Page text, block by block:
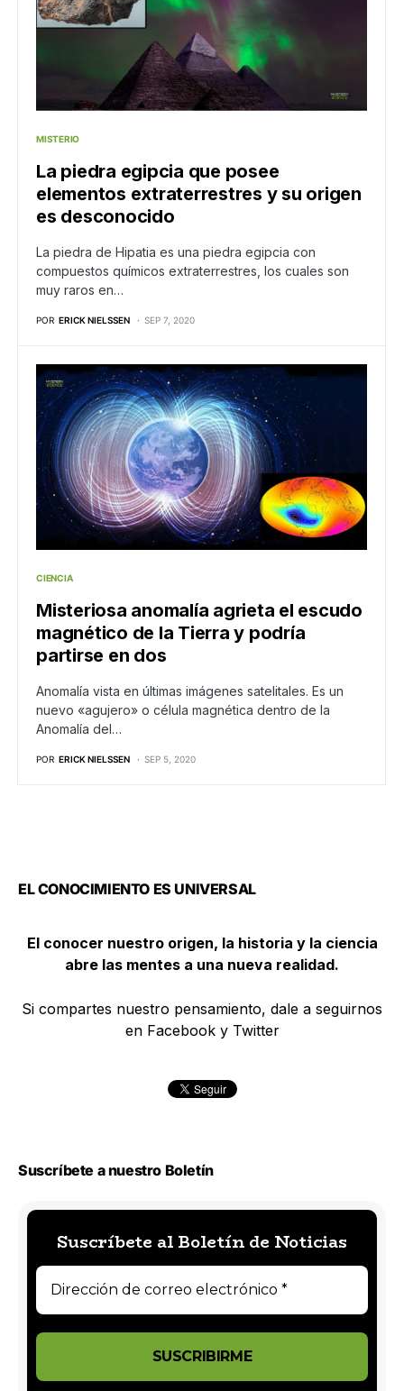
MISTERIO
La piedra egipcia que posee
elementos extraterrestres y su origen
es desconocido
La piedra de Hipatia es una piedra egipcia con
compuestos químicos extraterrestres, los cuales son
muy raros en…
POR ERICK NIELSSEN SEP 7, 2020
CIENCIA
Misteriosa anomalía agrieta el escudo
magnético de la Tierra y podría
partirse en dos
Anomalía vista en últimas imágenes satelitales. Es un
nuevo «agujero» o célula magnética dentro de la
Anomalía del…
POR ERICK NIELSSEN SEP 5, 2020
EL CONOCIMIENTO ES UNIVERSAL
El conocer nuestro origen, la historia y la ciencia
abre las mentes a una nueva realidad.
Si compartes nuestro pensamiento, dale a seguirnos
en Facebook y Twitter
Suscríbete a nuestro Boletín
Suscríbete al Boletín de Noticias